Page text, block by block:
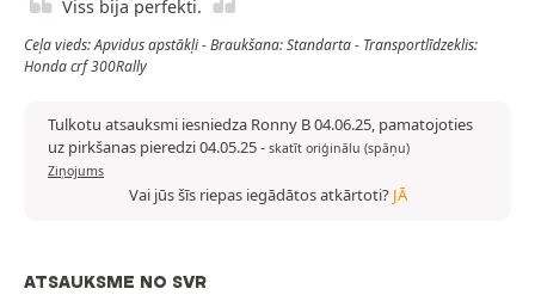
Viss bija perfekti.
Ceļa vieds: Apvidus apstākļi - Braukšana: Standarta - Transportlīdzeklis:
Honda crf 300Rally
Tulkotu atsauksmi iesniedza Ronny B 04.06.25, pamatojoties
uz pirkšanas pieredzi 04.05.25- skatīt oriģinālu (spāņu)
Ziņojums
Vai jūs šīs riepas iegādātos atkārtoti? JĀ
ATSAUKSME NO SVR